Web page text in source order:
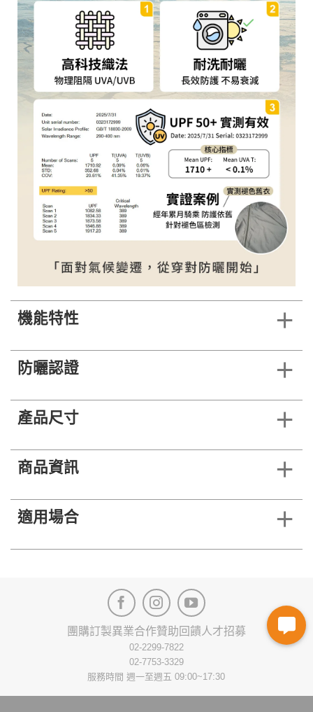
機能特性
防曬認證
產品尺寸
商品資訊
適用場合
團購訂製異業合作贊助回饋人才招募
02-2299-7822
02-7753-3329
服務時間 週一至週五 09:00~17:30